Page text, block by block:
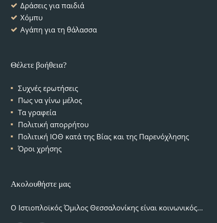
Δράσεις για παιδιά
Χόμπυ
Αγάπη για τη θάλασσα
Θέλετε βοήθεια?
Συχνές ερωτήσεις
Πως να γίνω μέλος
Τα γραφεία
Πολιτική απορρήτου
Πολιτική ΙΟΘ κατά της Βίας και της Παρενόχλησης
Όροι χρήσης
Ακολουθήστε μας
Ο Ιστιοπλοϊκός Όμιλος Θεσσαλονίκης είναι κοινωνικός...